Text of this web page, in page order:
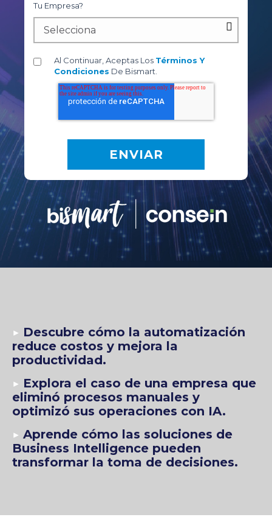
Tu Empresa?
Al Continuar, Aceptas Los Términos Y
Condiciones De Bismart.
▶️ Descubre cómo la automatización
reduce costos y mejora la
productividad.
▶️ Explora el caso de una empresa que
eliminó procesos manuales y
optimizó sus operaciones con IA.
▶️ Aprende cómo las soluciones de
Business Intelligence pueden
transformar la toma de decisiones.